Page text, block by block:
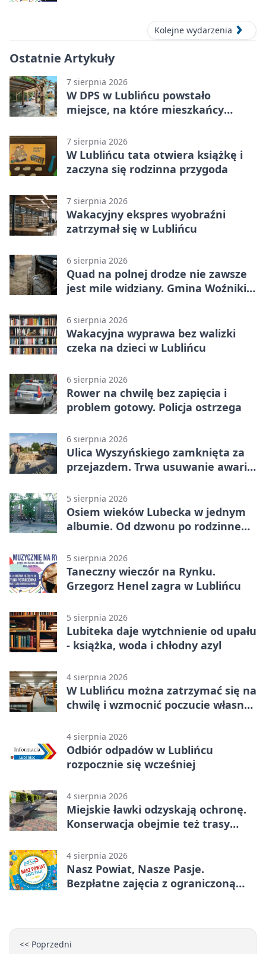
Kolejne wydarzenia
Ostatnie Artykuły
7 sierpnia 2026
W DPS w Lublińcu powstało
miejsce, na które mieszkańcy
7 sierpnia 2026
W Lublińcu tata otwiera książkę i
zaczyna się rodzinna przygoda
7 sierpnia 2026
Wakacyjny ekspres wyobraźni
zatrzymał się w Lublińcu
6 sierpnia 2026
Quad na polnej drodze nie zawsze
jest mile widziany. Gmina Woźniki
6 sierpnia 2026
Wakacyjna wyprawa bez walizki
czeka na dzieci w Lublińcu
6 sierpnia 2026
Rower na chwilę bez zapięcia i
problem gotowy. Policja ostrzega
6 sierpnia 2026
Ulica Wyszyńskiego zamknięta za
przejazdem. Trwa usuwanie awarii
5 sierpnia 2026
Osiem wieków Lubecka w jednym
albumie. Od dzwonu po rodzinne
5 sierpnia 2026
Taneczny wieczór na Rynku.
Grzegorz Henel zagra w Lublińcu
5 sierpnia 2026
Lubiteka daje wytchnienie od upału
- książka, woda i chłodny azyl
4 sierpnia 2026
W Lublińcu można zatrzymać się na
chwilę i wzmocnić poczucie własnej
4 sierpnia 2026
Odbiór odpadów w Lublińcu
rozpocznie się wcześniej
4 sierpnia 2026
Miejskie ławki odzyskają ochronę.
Konserwacja obejmie też trasy
4 sierpnia 2026
Nasz Powiat, Nasze Pasje.
Bezpłatne zajęcia z ograniczoną
<< Poprzedni